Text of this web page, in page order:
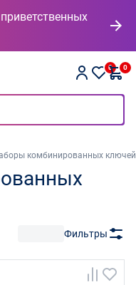
0 0
комбинированных ключей
Фильтры